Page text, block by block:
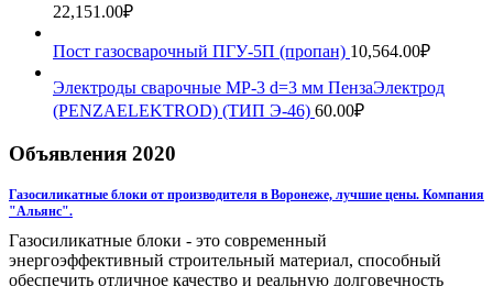
22,151.00₽
Пост газосварочный ПГУ-5П (пропан) 10,564.00₽
Электроды сварочные МР-3 d=3 мм ПензаЭлектрод
(PENZAELEKTROD) (ТИП Э-46) 60.00₽
Объявления 2020
Газосиликатные блоки от производителя в Воронеже, лучшие цены. Компания
"Альянс".
Газосиликатные блоки - это современный
энергоэффективный строительный материал, способный
обеспечить отличное качество и реальную долговечность